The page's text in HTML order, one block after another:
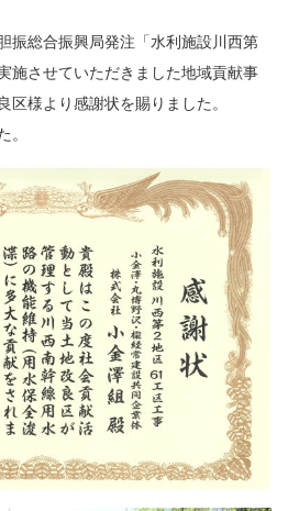
振総合振興局発注「水利施設川西第
施させていただきました地域貢献事
区様より感謝状を賜りました。
。